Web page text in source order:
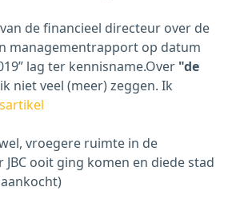
de financieel directeur over de
managementrapport op datum
lag ter kennisname.Over "de
niet veel (meer) zeggen. Ik
vroegere ruimte in de
ooit ging komen en diede stad